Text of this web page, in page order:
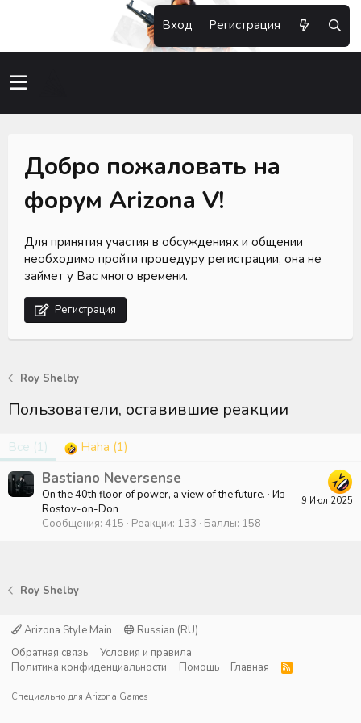
Вход Регистрация
Добро пожаловать на
форум Arizona V!
Для принятия участия в обсуждениях и общении
необходимо пройти процедуру регистрации, она не
займет у Вас много времени.
Регистрация
Roy Shelby
Пользователи, оставившие реакции
Все (1) Haha (1)
9 Июл 2025
Bastiano Neversense
On the 40th floor of power, a view of the future. · Из
Rostov-on-Don
Сообщения 415 Реакции 133 Баллы 158
Roy Shelby
Arizona Style Main
Russian (RU)
Обратная связь
Условия и правила
Политика конфиденциальности
Помощь Главная
R
S
Специально для Arizona Games